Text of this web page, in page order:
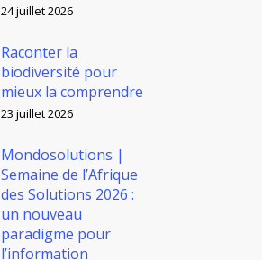
24 juillet 2026
Raconter la
biodiversité pour
mieux la comprendre
23 juillet 2026
Mondosolutions |
Semaine de l’Afrique
des Solutions 2026 :
un nouveau
paradigme pour
l’information